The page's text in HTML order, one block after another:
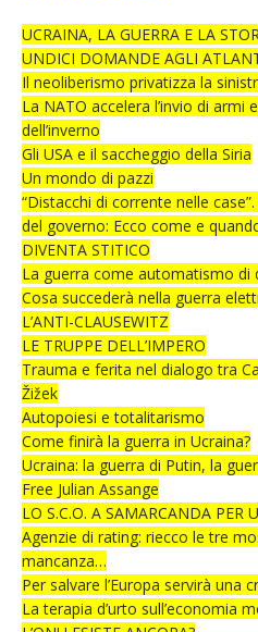
UCRAINA, LA GUERRA E LA
UNDICI DOMANDE AGLI
Il neoliberismo privatizza la
La NATO accelera l’invio di armi
dell’inverno
Gli USA e il saccheggio della Siria
Un mondo di pazzi
“Distacchi di corrente nelle
del governo: Ecco come e
DIVENTA STITICO
La guerra come automatismo di
Cosa succederà nella guerra
L’ANTI-CLAUSEWITZ
LE TRUPPE DELL’IMPERO
Trauma e ferita nel dialogo tra
Žižek
Autopoiesi e totalitarismo
Come finirà la guerra in Ucraina?
Ucraina: la guerra di Putin, la
Free Julian Assange
LO S.C.O. A SAMARCANDA
Agenzie di rating: riecco le tre
mancanza…
Per salvare l’Europa servirà una
La terapia d’urto sull’economia